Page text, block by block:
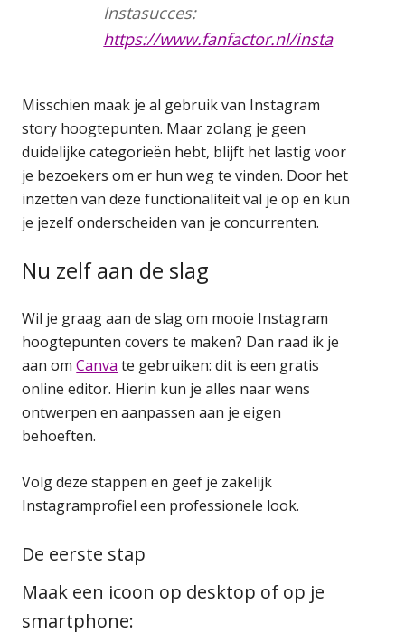
Instasucces:
https://www.fanfactor.nl/insta
Misschien maak je al gebruik van Instagram
story hoogtepunten. Maar zolang je geen
duidelijke categorieën hebt, blijft het lastig voor
je bezoekers om er hun weg te vinden. Door het
inzetten van deze functionaliteit val je op en kun
je jezelf onderscheiden van je concurrenten.
Nu zelf aan de slag
Wil je graag aan de slag om mooie Instagram
hoogtepunten covers te maken? Dan raad ik je
aan omCanva te gebruiken: dit is een gratis
online editor. Hierin kun je alles naar wens
ontwerpen en aanpassen aan je eigen
behoeften.
Volg deze stappen en geef je zakelijk
Instagramprofiel een professionele look.
De eerste stap
Maak een icoon op desktop of op je
smartphone: